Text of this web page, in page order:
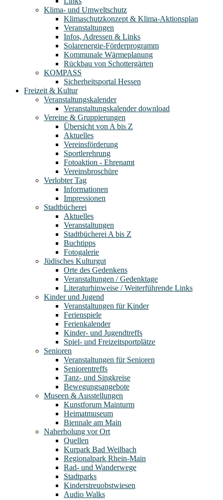
Klima- und Umweltschutz
Klimaschutzkonzept & Klima-Aktionsplan
Veranstaltungen
Infos, Adressen & Links
Solarenergie-Förderprogramm
Kommunale Wärmeplanung
Rückbau von Schottergärten
KOMPASS
Sicherheitsportal Hessen
Freizeit & Kultur
Veranstaltungskalender
Veranstaltungskalender download
Vereine & Gruppierungen
Übersicht von A bis Z
Aktuelles
Vereinsförderung
Sportlerehrung
Fotoaktion - Ehrenamt
Vereinsbroschüre
Verlobter Tag
Informationen
Impressionen
Stadtbücherei
Aktuelles
Veranstaltungen
Stadtbücherei A bis Z
Buchtipps
Fotogalerie
Jüdisches Kulturgut
Orte des Gedenkens
Veranstaltungen / Gedenktage
Literaturhinweise / Weiterführende Links
Kinder und Jugend
Veranstaltungen für Kinder
Ferienspiele
Ferienkalender
Kinder- und Jugendtreffs
Spiel- und Freizeitsportplätze
Senioren
Veranstaltungen für Senioren
Seniorentreffs
Tanz- und Singkreise
Bewegungsangebote
Museen & Ausstellungen
Kunstforum Mainturm
Heimatmuseum
Biennale am Main
Naherholung vor Ort
Quellen
Kurpark Bad Weilbach
Regionalpark Rhein-Main
Rad- und Wanderwege
Stadtparks
Kinderstreuobstwiesen
Audio Walks